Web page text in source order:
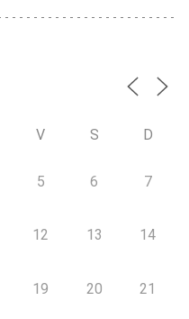
V S D
5 6 7
12 13 14
19 20 21